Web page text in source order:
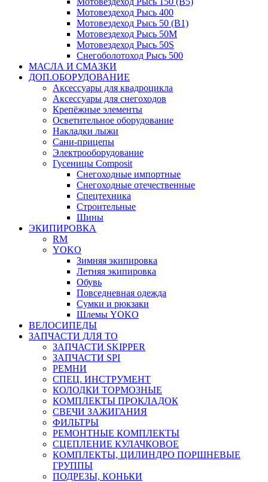
Мотовездеход Рысь 400
Мотовездеход Рысь 50 (B1)
Мотовездеход Рысь 50M
Мотовездеход Рысь 50S
Снегоболотоход Рысь 500
МАСЛА И СМАЗКИ
ДОП.ОБОРУДОВАНИЕ
Аксессуары для квадроцикла
Аксессуары для снегоходов
Крепёжные элементы
Осветительное оборудование
Накладки лыжи
Сани-прицепы
Электрооборудование
Гусеницы Composit
Снегоходные импортные
Снегоходные отечественные
Спецтехника
Строительные
Шины
ЭКИПИРОВКА
RM
YOKO
Зимняя экипировка
Летняя экипировка
Обувь
Повседневная одежда
Сумки и рюкзаки
Шлемы YOKO
ВЕЛОСИПЕДЫ
ЗАПЧАСТИ ДЛЯ ТО
ЗАПЧАСТИ SKIPPER
ЗАПЧАСТИ SPI
РЕМНИ
СПЕЦ. ИНСТРУМЕНТ
КОЛОДКИ ТОРМОЗНЫЕ
КОМПЛЕКТЫ ПРОКЛАДОК
СВЕЧИ ЗАЖИГАНИЯ
ФИЛЬТРЫ
РЕМОНТНЫЕ КОМПЛЕКТЫ
СЦЕПЛЕНИЕ КУЛАЧКОВОЕ
КОМПЛЕКТЫ, ЦИЛИНДРО ПОРШНЕВЫЕ
ГРУППЫ
ПОДРЕЗЫ, КОНЬКИ